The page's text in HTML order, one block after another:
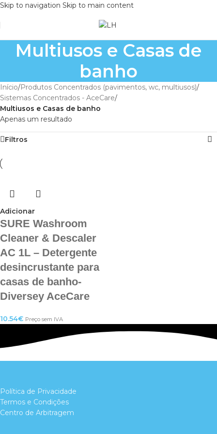
Skip to navigation Skip to main content
Multiusos e Casas de
banho
Início/Produtos Concentrados (pavimentos, wc, multiusos)/
Sistemas Concentrados - AceCare/
Multiusos e Casas de banho
Apenas um resultado
Filtros
Adicionar
SURE Washroom
Cleaner & Descaler
AC 1L – Detergente
desincrustante para
casas de banho-
Diversey AceCare
10.54€ Preço sem IVA
Política de Privacidade
Termos e Condições
Centro de Arbitragem